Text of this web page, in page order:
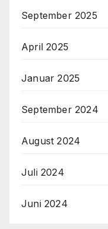
September 2025
April 2025
Januar 2025
September 2024
August 2024
Juli 2024
Juni 2024